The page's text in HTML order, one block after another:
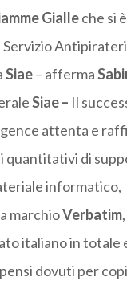
Gialleche si
Siae– afferma
Siae – Il
attenta e
quantitativi di
informatico,
marchioVerbatim
italiano in totale
dovuti per